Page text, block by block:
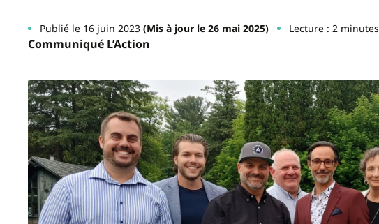
Publié le 16 juin 2023(Mis à jour le 26 mai 2025) Lecture : 2 minutes
Communiqué L’Action